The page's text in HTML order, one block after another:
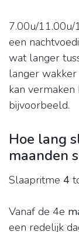
7.00u/
een
wat langer
langer wakker
kan
bijvoorbeeld.
Hoe lang
maanden
Slaapritme 4
Vanaf de 4e
een redelijk